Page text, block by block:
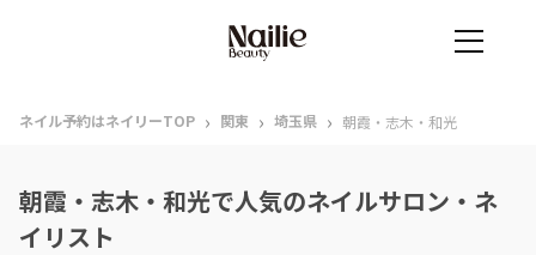
ネイル予約はネイリーTOP › 関東 › 埼玉県 › 朝霞・志木・和光
朝霞・志木・和光で人気のネイルサロン・ネ
イリスト